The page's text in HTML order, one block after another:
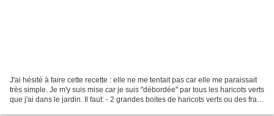
J'ai hésité à faire cette recette : elle ne me tentait pas car elle me paraissait
très simple. Je m'y suis mise car je suis "débordée" par tous les haricots verts
que j'ai dans le jardin. Il faut: - 2 grandes boites de haricots verts ou des frais